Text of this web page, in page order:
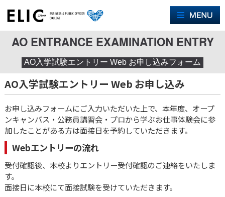
AO ENTRANCE EXAMINATION ENTRY
AO入学試験エントリー Web お申し込みフォーム
AO入学試験エントリー Web お申し込み
お申し込みフォームにご入力いただいた上で、本年度、オープ
ンキャンパス・公務員講習会・プロから学ぶお仕事体験会に参
加したことがある方は面接日を予約していただきます。
Webエントリーの流れ
受付確認後、本校よりエントリー受付確認のご連絡をいたしま
す。
面接日に本校にて面接試験を受けていただきます。